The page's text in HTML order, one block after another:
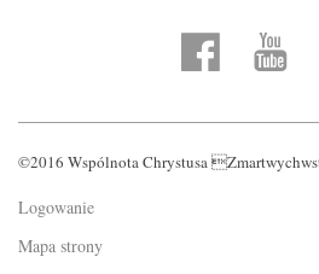
©2016 Wspólnota Chrystusa
Logowanie
Mapa strony